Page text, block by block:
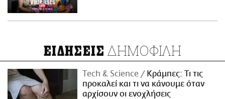
ΕΙΔΗΣΕΙΣ ΔΗΜΟΦΙΛΗ
Τech & Science
Κράμπες: Τι τις
προκαλεί και τι να κάνουμε όταν
αρχίσουν οι ενοχλήσεις